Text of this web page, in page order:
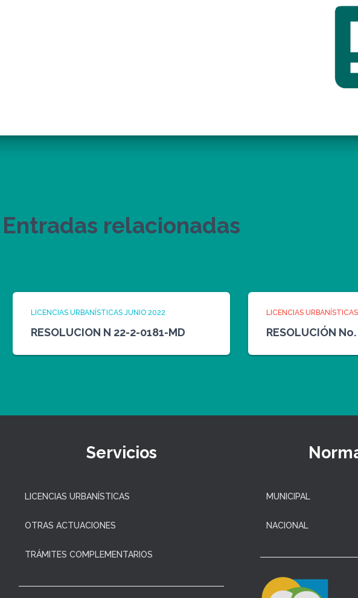
Entradas relacionadas
LICENCIAS URBANÍSTICAS JUNIO 2022
RESOLUCION N 22-2-0181-MD
LICENCIAS
RESOLUCIÓN
Servicios
LICENCIAS URBANÍSTICAS
OTRAS ACTUACIONES
TRÁMITES COMPLEMENTARIOS
MUNICIPAL
NACIONAL